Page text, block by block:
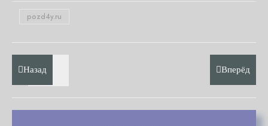
pozd4y.ru
Назад Вперёд